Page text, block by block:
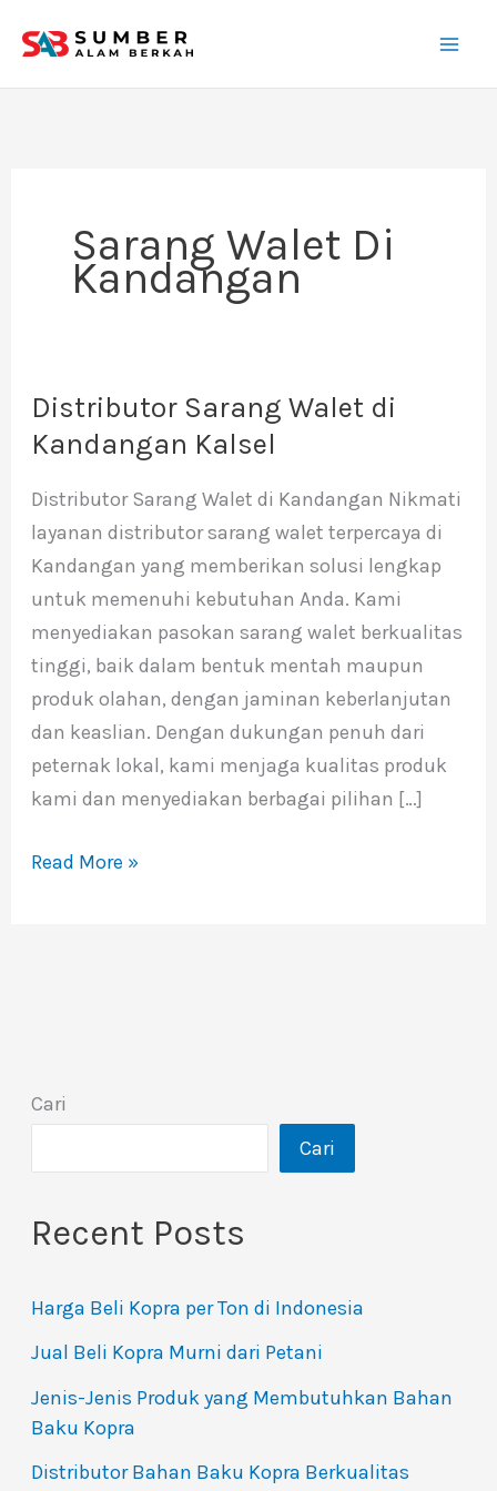
konten
Sarang Walet Di
Kandangan
Distributor Sarang Walet di
Kandangan Kalsel
Distributor Sarang Walet di Kandangan Nikmati
layanan distributor sarang walet terpercaya di
Kandangan yang memberikan solusi lengkap
untuk memenuhi kebutuhan Anda. Kami
menyediakan pasokan sarang walet berkualitas
tinggi, baik dalam bentuk mentah maupun
produk olahan, dengan jaminan keberlanjutan
dan keaslian. Dengan dukungan penuh dari
peternak lokal, kami menjaga kualitas produk
kami dan menyediakan berbagai pilihan […]
Distributor
Sarang
di
Kandangan
Kalsel
Read More »
Cari
Cari
Recent Posts
Harga Beli Kopra per Ton di Indonesia
Jual Beli Kopra Murni dari Petani
Jenis-Jenis Produk yang Membutuhkan Bahan
Baku Kopra
Distributor Bahan Baku Kopra Berkualitas